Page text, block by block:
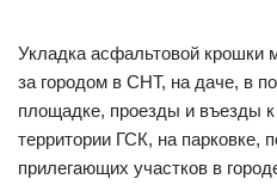
Укладка асфальтовой крошки
за городом в СНТ, на даче, в
площадке, проезды и въезды к
территории ГСК, на парковке,
прилегающих участков в